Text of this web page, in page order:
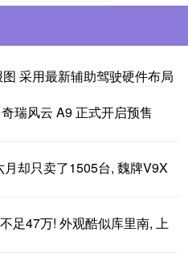
采用最新辅助驾驶硬件布局
瑞风云 A9 正式开启预售
却只卖了1505台, 魏牌V9X
足47万! 外观酷似库里南, 上